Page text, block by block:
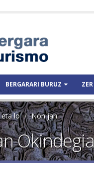
BERGARARI BURUZ
eta lo Non jan